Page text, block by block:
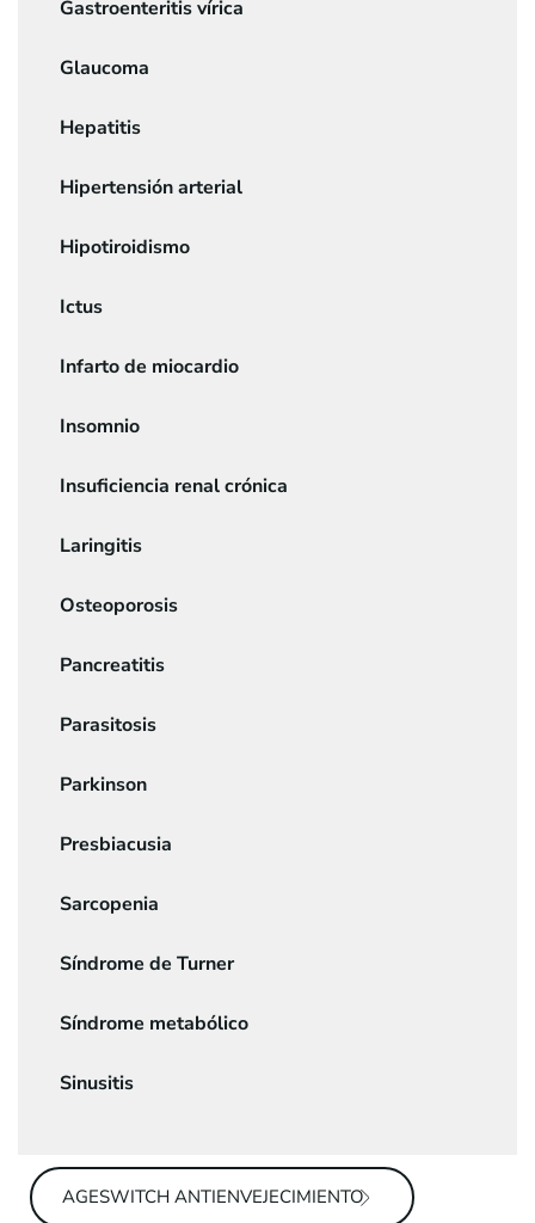
Gastroenteritis vírica
Glaucoma
Hepatitis
Hipertensión arterial
Hipotiroidismo
Ictus
Infarto de miocardio
Insomnio
Insuficiencia renal crónica
Laringitis
Osteoporosis
Pancreatitis
Parasitosis
Parkinson
Presbiacusia
Sarcopenia
Síndrome de Turner
Síndrome metabólico
Sinusitis
AGESWITCH ANTIENVEJECIMIENTO